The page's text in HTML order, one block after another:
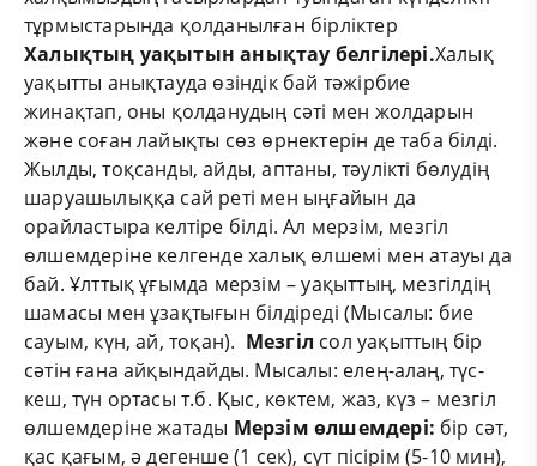
тұрмыстарында қолданылған бірліктер
Халықтың уақытын анықтау белгілері.Халық
уақытты анықтауда өзіндік бай тәжірбие
жинақтап, оны қолданудың сәті мен жолдарын
және соған лайықты сөз өрнектерін де таба білді.
Жылды, тоқсанды, айды, аптаны, тәулікті бөлудің
шаруашылыққа сай реті мен ыңғайын да
орайластыра келтіре білді. Ал мерзім, мезгіл
өлшемдеріне келгенде халық өлшемі мен атауы да
бай. Ұлттық ұғымда мерзім – уақыттың, мезгілдің
шамасы мен ұзақтығын білдіреді (Мысалы: бие
сауым, күн, ай, тоқан). Мезгіл сол уақыттың бір
сәтін ғана айқындайды. Мысалы: елең-алаң, түс-
кеш, түн ортасы т.б. Қыс, көктем, жаз, күз – мезгіл
өлшемдеріне жатады Мерзім өлшемдері: бір сәт,
қас қағым, ә дегенше (1 сек), сүт пісірім (5-10 мин),